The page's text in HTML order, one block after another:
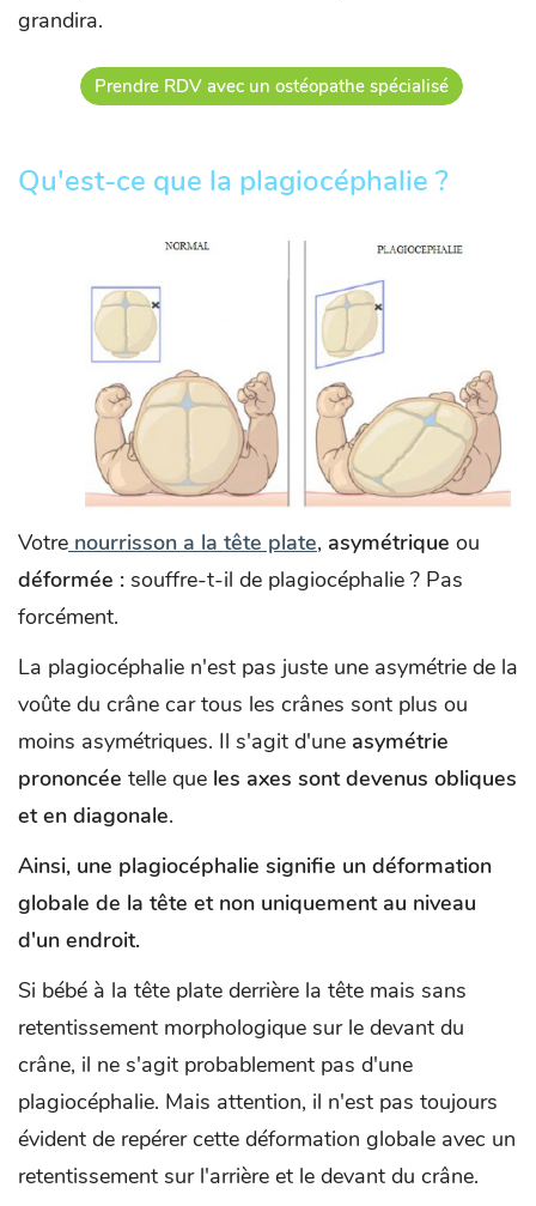
grandira.
Prendre RDV avec un ostéopathe spécialisé
Qu'est-ce que la plagiocéphalie ?
Votre nourrisson a la tête plate, asymétrique ou
déformée : souffre-t-il de plagiocéphalie ? Pas
forcément.
La plagiocéphalie n'est pas juste une asymétrie de la
voûte du crâne car tous les crânes sont plus ou
moins asymétriques. Il s'agit d'une asymétrie
prononcée telle que les axes sont devenus obliques
et en diagonale.
Ainsi, une plagiocéphalie signifie un déformation
globale de la tête et non uniquement au niveau
d'un endroit.
Si bébé à la tête plate derrière la tête mais sans
retentissement morphologique sur le devant du
crâne, il ne s'agit probablement pas d'une
plagiocéphalie. Mais attention, il n'est pas toujours
évident de repérer cette déformation globale avec un
retentissement sur l'arrière et le devant du crâne.